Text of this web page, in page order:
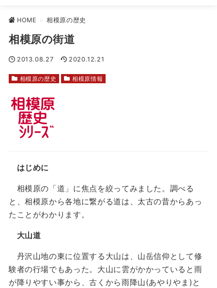
HOME > 相模原の歴史
相模原の街道
2013.08.27 2020.12.21
相模原の歴史 相模原情報
はじめに
相模原の「道」に焦点を絞ってみました。調べる
と、相模原から各地に繋がる道は、太古の昔からあっ
たことがわかります。
大山道
丹沢山地の東に位置する大山は、山岳信仰として修
験者の行場でもあった。大山に雲がかかっていると雨
が降りやすい事から、古くから雨降山(あやりやま)と